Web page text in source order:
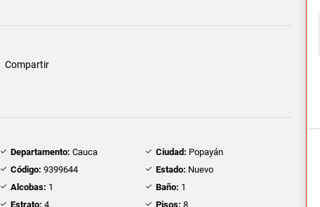
Compartir
Departamento: Cauca Ciudad: Popayán
Código: 9399644 Estado: Nuevo
Alcobas: 1 Baño: 1
Estrato: 4 Pisos: 8